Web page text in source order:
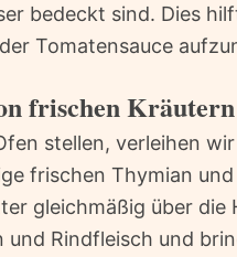
bedeckt sind. Dies
Tomatensauce
frischen Kräutern
stellen, verleihen
frischen Thymian
gleichmäßig über die
Rindfleisch und